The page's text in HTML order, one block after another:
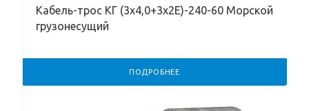
Кабель-трос КГ (3х4,0+3х2Е)-240-60 Морской
грузонесущий
ПОДРОБНЕЕ